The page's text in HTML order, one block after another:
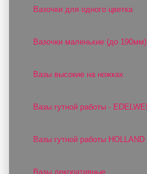
Вазочки для одного цветка
Вазочки маленькие (до 190мм)
Вазы высокие на ножках
Вазы гутной работы -
Вазы гутной работы HOLLAND
Вазы декоративные